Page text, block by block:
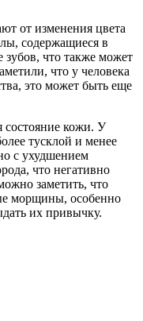
от изменения цвета
содержащиеся в
зубов, что также может
что у человека
это может быть еще
состояние кожи. У
тусклой и менее
с ухудшением
что негативно
заметить, что
морщины, особенно
их привычку.